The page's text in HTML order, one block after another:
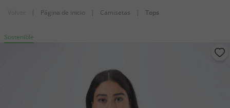
| Página de inicio | Camisetas | Tops
Sostenible